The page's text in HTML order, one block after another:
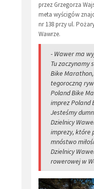
przez Grzegorza
meta wyścigów
nr 138 przy ul.
Wawrze.
- Wawer ma
Tu zaczynamy
Bike
tegoroczną
Poland Bike
imprez Poland
Jesteśmy
Dzielnicy
imprezy, które
mnóstwo
Dzielnicy
rowerowej w